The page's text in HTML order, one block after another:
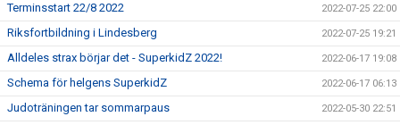
Terminsstart 22/8 2022 2022-07-25 22:00
Riksfortbildning i Lindesberg 2022-07-25 19:21
Alldeles strax börjar det - SuperkidZ 2022! 2022-06-17 19:08
Schema för helgens SuperkidZ 2022-06-17 06:13
Judoträningen tar sommarpaus 2022-05-30 22:51